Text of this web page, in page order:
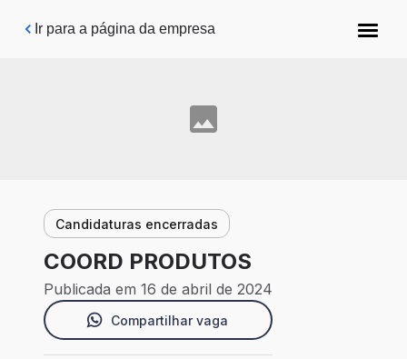
Pular para o conteúdo principal
Ir para a página da empresa
Candidaturas encerradas
COORD PRODUTOS
Publicada em 16 de abril de 2024
Compartilhar vaga